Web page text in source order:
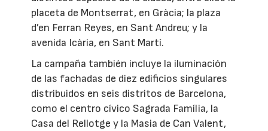
placeta de Montserrat, en Gràcia; la plaza
d’en Ferran Reyes, en Sant Andreu; y la
avenida Icària, en Sant Martí.
La campaña también incluye la iluminación
de las fachadas de diez edificios singulares
distribuidos en seis distritos de Barcelona,
como el centro cívico Sagrada Família, la
Casa del Rellotge y la Masia de Can Valent,